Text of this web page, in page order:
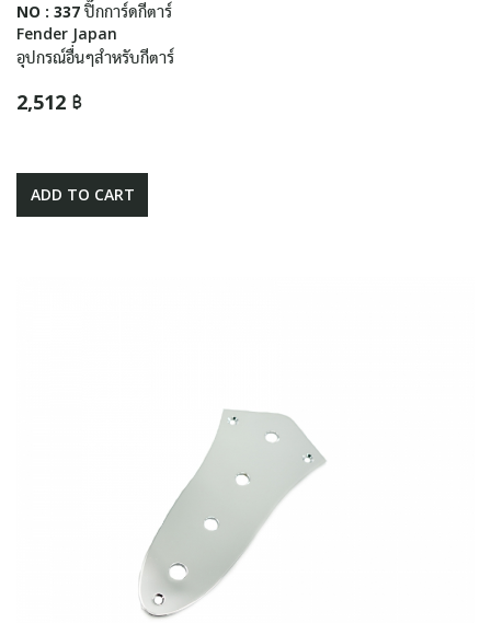
NO : 337 ปิ๊กการ์ดกีตาร์
Fender Japan
อุปกรณ์อื่นๆสำหรับกีตาร์
2,512 ฿
ADD TO CART